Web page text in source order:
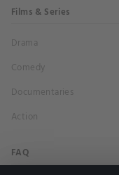
Films & Series
Drama
Comedy
Documentaries
Action
FAQ